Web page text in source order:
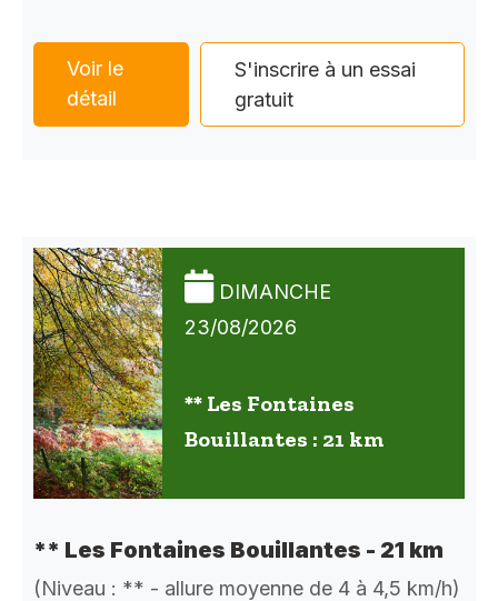
Voir le
détail
S'inscrire à un essai
gratuit
DIMANCHE
23/08/2026
** Les Fontaines
Bouillantes : 21 km
** Les Fontaines Bouillantes - 21 km
(Niveau : ** - allure moyenne de 4 à 4,5 km/h)